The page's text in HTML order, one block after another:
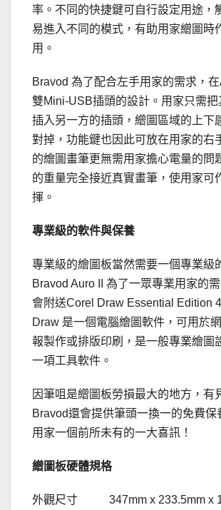
率。不同的快捷鍵可自行設定用途，
易進入不同的模式，有助用家繒圖時
用。
Bravod 為了配合左手用家的需求，
雙Mini-USB插頭的設計。用家只需
插入另一方的插頭，繒圖區域的上下
對掉，功能鍵也因此可放在用家的右
的繪圖畫筆更無需用家擔心電量的問
的重量完全接近真實畫筆，使用家可
揮。
專業級的軟件與保養
專業級的繪圖板當然需要一個專業級
Bravod Auro II 為了一眾專業用家的
會附送Corel Draw Essential Edition
Draw 是一個電腦繪圖軟件，可用於
報製作或排版印刷，是一般專業繪圖
一項工具軟件。
因筆咀是繒圖板勞損最大的地方，有
Bravod還會提供筆頭一換一的免費保
用家一個前所未有的一大喜訊！
繒圖板硬體規格
外觀尺寸 347mm x 233.5mm x